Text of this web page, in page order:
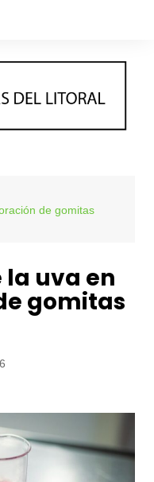
de gomitas
la uva en
gomitas